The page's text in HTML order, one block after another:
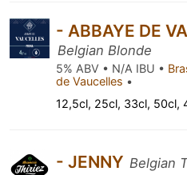
- ABBAYE DE
Belgian Blonde
5% ABV • N/A IBU •
de Vaucelles •
12,5cl, 25cl, 33cl, 50cl,
- JENNY Belgian